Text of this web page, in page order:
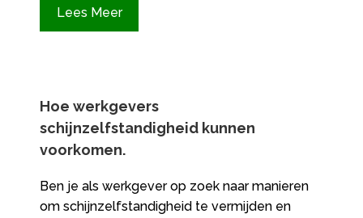
Lees Meer
Hoe werkgevers
schijnzelfstandigheid kunnen
voorkomen.​
Ben je als werkgever op zoek naar manieren
om schijnzelfstandigheid te vermijden en